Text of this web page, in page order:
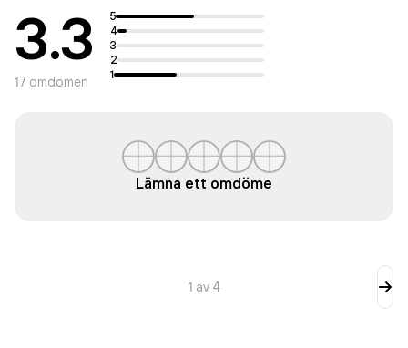
3.3
17 omdömen
5
4
3
2
1
Lämna ett omdöme
1 av 4